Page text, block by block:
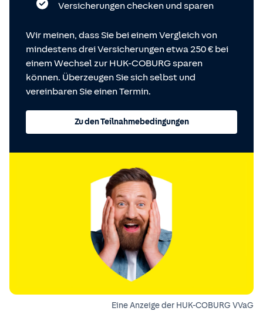
Versicherungen checken und sparen
Wir meinen, dass Sie bei einem Vergleich von
mindestens drei Versicherungen etwa 250 € bei
einem Wechsel zur HUK-COBURG sparen
können. Überzeugen Sie sich selbst und
vereinbaren Sie einen Termin.
Zu den Teilnahmebedingungen
Eine Anzeige der HUK-COBURG VVaG